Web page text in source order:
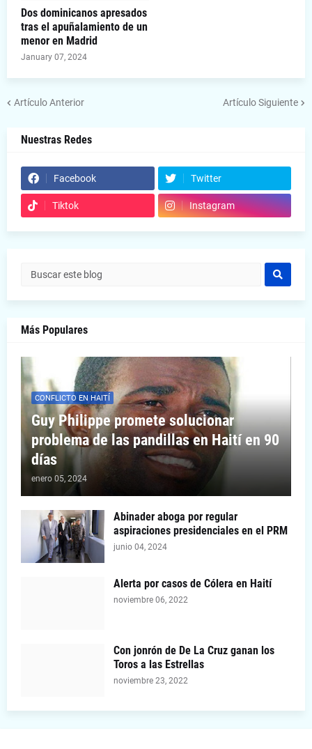
Dos dominicanos apresados
tras el apuñalamiento de un
menor en Madrid
January 07, 2024
Artículo Anterior Artículo Siguiente
Nuestras Redes
Facebook Twitter
Tiktok Instagram
Más Populares
CONFLICTO EN HAITÍ
Guy Philippe promete solucionar
problema de las pandillas en Haití en 90
días
enero 05, 2024
Abinader aboga por regular
aspiraciones presidenciales en el PRM
junio 04, 2024
Alerta por casos de Cólera en Haití
noviembre 06, 2022
Con jonrón de De La Cruz ganan los
Toros a las Estrellas
noviembre 23, 2022